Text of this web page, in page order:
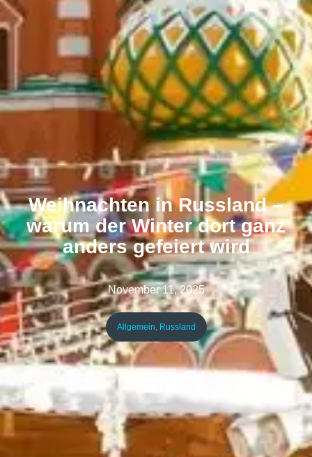
Weihnachten in Russland –
warum der Winter dort ganz
anders gefeiert wird
November 11, 2025
Allgemein Russland